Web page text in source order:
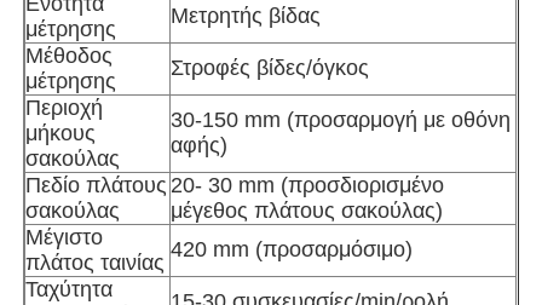
Μηχανή συσκευασίας σκόνης
Άλλο μηχάνημα
Υπηρεσίες μεταποίησης συσκευασιών
Υλικό συσκευασίας
μέτρησης
Μετρητής βίδας
Μέθοδος
μέτρησης
Στροφές βίδες/όγκος
Περιοχή
μήκους
σακούλας
30-150 mm (προσαρμογή με οθόνη
αφής)
Πεδίο πλάτους
σακούλας
20- 30 mm (προσδιορισμένο
μέγεθος πλάτους σακούλας)
Μέγιστο
πλάτος ταινίας
420 mm (προσαρμόσιμο)
Ταχύτητα